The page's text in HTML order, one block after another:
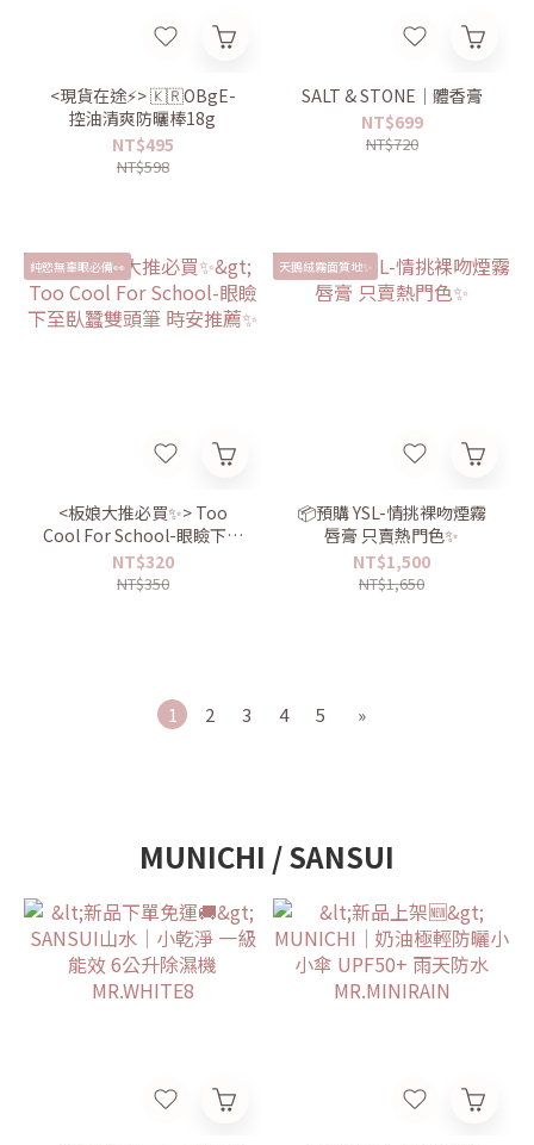
<現貨在途⚡️> 🇰🇷OBgE-
控油清爽防曬棒18g
NT$495
NT$598
SALT & STONE｜體香膏
NT$699
NT$720
純慾無辜眼必備👀
<板娘大推必買✨> Too
Cool For School-眼瞼下至
臥蠶雙頭筆 時安推薦✨
NT$320
NT$350
天鵝絨霧面質地✨
📦預購 YSL-情挑裸吻煙霧
唇膏 只賣熱門色✨
NT$1,500
NT$1,650
1 2 3 4 5 »
MUNICHI / SANSUI